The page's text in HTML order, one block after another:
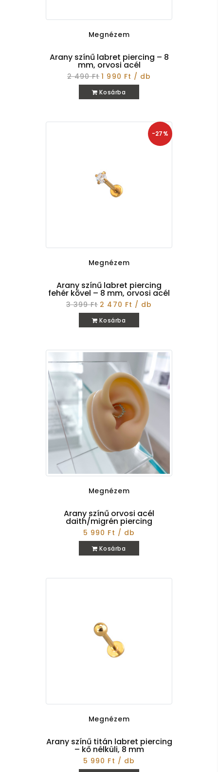
Megnézem
Arany színű labret piercing – 8
mm, orvosi acél
2 490 Ft 1 990 Ft / db
Kosárba
-27%
Megnézem
Arany színű labret piercing
fehér kővel – 8 mm, orvosi acél
3 399 Ft 2 470 Ft / db
Kosárba
Megnézem
Arany színű orvosi acél
daith/migrén piercing
5 990 Ft / db
Kosárba
Megnézem
Arany színű titán labret piercing
– kő nélküli, 8 mm
5 990 Ft / db